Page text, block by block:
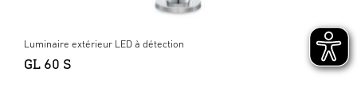
Luminaire extérieur LED à détection
GL 60 S